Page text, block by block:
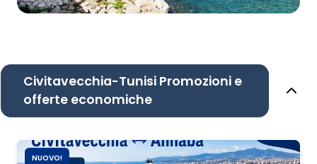
Civitavecchia-Tunisi Promozioni e
offerte economiche
NUOVO!